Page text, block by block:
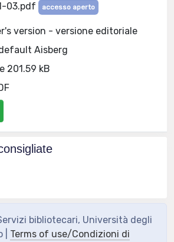
03.pdf accesso aperto
version - versione editoriale
Aisberg
201.59 kB
bibliotecari, Università degli
| Terms of use/Condizioni di